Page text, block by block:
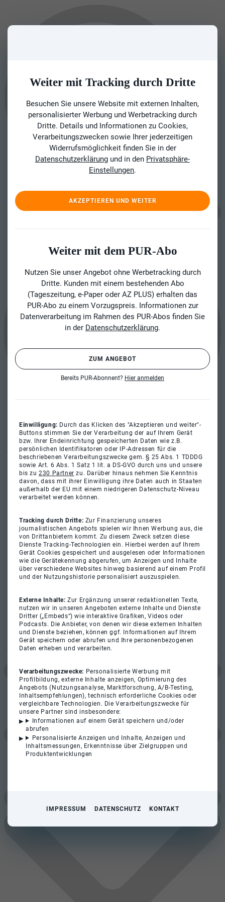
Weiter mit Tracking durch Dritte
Besuchen Sie unsere Website mit externen Inhalten,
personalisierter Werbung und Werbetracking durch
Dritte. Details und Informationen zu Cookies,
Verarbeitungszwecken sowie Ihrer jederzeitigen
Widerrufsmöglichkeit finden Sie in der
Datenschutzerklärung und in den Privatsphäre-
Einstellungen.
AKZEPTIEREN UND WEITER
Weiter mit dem PUR-Abo
Nutzen Sie unser Angebot ohne Werbetracking durch
Dritte. Kunden mit einem bestehenden Abo
(Tageszeitung, e-Paper oder AZ PLUS) erhalten das
PUR-Abo zu einem Vorzugspreis. Informationen zur
Datenverarbeitung im Rahmen des PUR-Abos finden Sie
in der Datenschutzerklärung.
ZUM ANGEBOT
Bereits PUR-Abonnent? Hier anmelden
Einwilligung: Durch das Klicken des "Akzeptieren und weiter"-
Buttons stimmen Sie der Verarbeitung der auf Ihrem Gerät
bzw. Ihrer Endeinrichtung gespeicherten Daten wie z.B.
persönlichen Identifikatoren oder IP-Adressen für die
beschriebenen Verarbeitungszwecke gem. § 25 Abs. 1 TDDDG
sowie Art. 6 Abs. 1 Satz 1 lit. a DS-GVO durch uns und unsere
bis zu230 Partner zu. Darüber hinaus nehmen Sie Kenntnis
davon, dass mit ihrer Einwilligung ihre Daten auch in Staaten
außerhalb der EU mit einem niedrigeren Datenschutz-Niveau
verarbeitet werden können.
Tracking durch Dritte: Zur Finanzierung unseres
journalistischen Angebots spielen wir Ihnen Werbung aus, die
von Drittanbietern kommt. Zu diesem Zweck setzen diese
Dienste Tracking-Technologien ein. Hierbei werden auf Ihrem
Gerät Cookies gespeichert und ausgelesen oder Informationen
wie die Gerätekennung abgerufen, um Anzeigen und Inhalte
über verschiedene Websites hinweg basierend auf einem Profil
und der Nutzungshistorie personalisiert auszuspielen.
Externe Inhalte:Zur Ergänzung unserer redaktionellen Texte,
nutzen wir in unseren Angeboten externe Inhalte und Dienste
Dritter („Embeds“) wie interaktive Grafiken, Videos oder
Podcasts. Die Anbieter, von denen wir diese externen Inhalten
und Dienste beziehen, können ggf. Informationen auf Ihrem
Gerät speichern oder abrufen und Ihre personenbezogenen
Daten erheben und verarbeiten.
Verarbeitungszwecke: Personalisierte Werbung mit
Profilbildung, externe Inhalte anzeigen, Optimierung des
Angebots (Nutzungsanalyse, Marktforschung, A/B-Testing,
Inhaltsempfehlungen), technisch erforderliche Cookies oder
vergleichbare Technologien. Die Verarbeitungszwecke für
unsere Partner sind insbesondere:
Informationen auf einem Gerät speichern und/oder
abrufen
Personalisierte Anzeigen und Inhalte, Anzeigen und
Inhaltsmessungen, Erkenntnisse über Zielgruppen und
Produktentwicklungen
IMPRESSUM DATENSCHUTZ KONTAKT